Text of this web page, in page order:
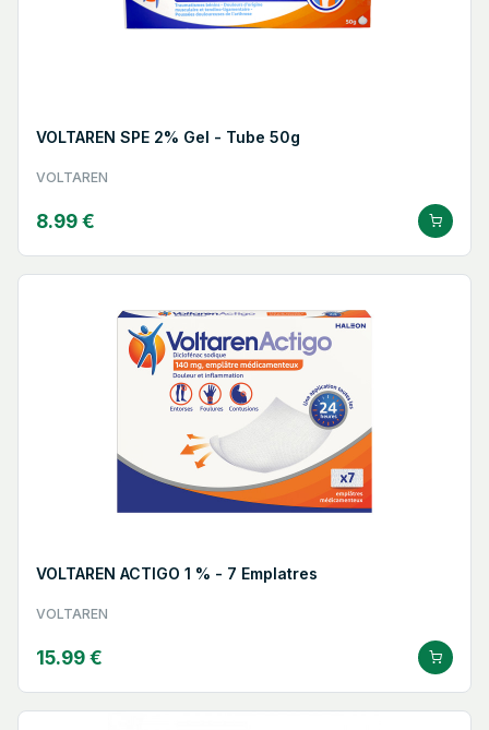
VOLTAREN SPE 2% Gel - Tube 50g
VOLTAREN
8.99 €
VOLTAREN ACTIGO 1 % - 7 Emplatres
VOLTAREN
15.99 €